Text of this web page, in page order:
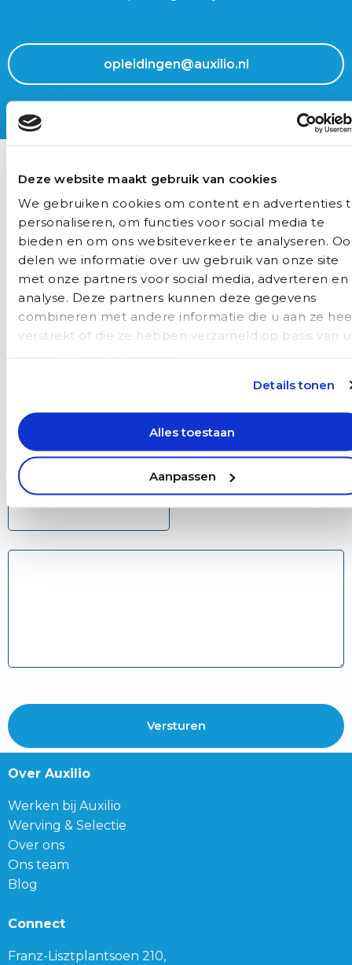
Deze website maakt gebruik van cookies
We gebruiken cookies om content en advertenties
personaliseren, om functies voor social media te
bieden en om ons websiteverkeer te analyseren.
delen we informatie over uw gebruik van onze site
met onze partners voor social media, adverteren en
analyse. Deze partners kunnen deze gegevens
combineren met andere informatie die u aan ze
verstrekt of die ze hebben verzameld op basis van
Details tonen
Alles toestaan
Aanpassen
opleidingen@auxilio.nl
Selecteer de scholing (Vereist)
Naam (Vereist)
Voornaam
E-mailadres
Over Auxilio
Werken bij Auxilio
Werving & Selectie
Over ons
Ons team
Blog
Connect
Franz-Lisztplantsoen 210,